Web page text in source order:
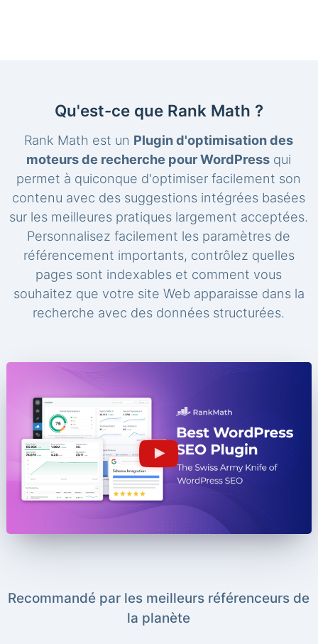
Qu'est-ce que Rank Math ?
Rank Math est un Plugin d'optimisation des
moteurs de recherche pour WordPress qui
permet à quiconque d'optimiser facilement son
contenu avec des suggestions intégrées basées
sur les meilleures pratiques largement acceptées.
Personnalisez facilement les paramètres de
référencement importants, contrôlez quelles
pages sont indexables et comment vous
souhaitez que votre site Web apparaisse dans la
recherche avec des données structurées.
Recommandé par les meilleurs référenceurs de
la planète